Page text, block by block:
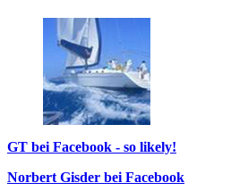
GT bei Facebook - so likely!
Norbert Gisder bei Facebook